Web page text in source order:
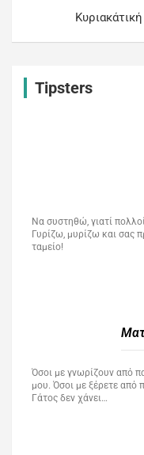
Tipsters
Να συστηθώ, γιατί
Γυρίζω, μυρίζω και σας
ταμείο!
Όσοι με γνωρίζουν από
μου. Όσοι με ξέρετε από
Γάτος δεν χάνει…